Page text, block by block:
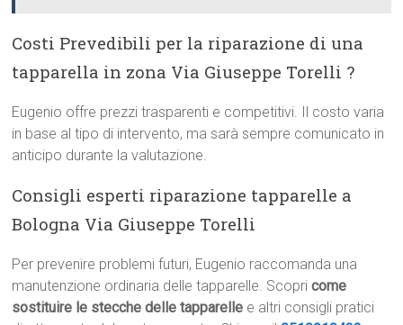
Costi Prevedibili per la riparazione di una
tapparella in zona Via Giuseppe Torelli ?
Eugenio offre prezzi trasparenti e competitivi. Il costo varia
in base al tipo di intervento, ma sarà sempre comunicato in
anticipo durante la valutazione.
Consigli esperti riparazione tapparelle a
Bologna Via Giuseppe Torelli
Per prevenire problemi futuri, Eugenio raccomanda una
manutenzione ordinaria delle tapparelle. Scopricome
sostituire le stecche delle tapparelle e altri consigli pratici